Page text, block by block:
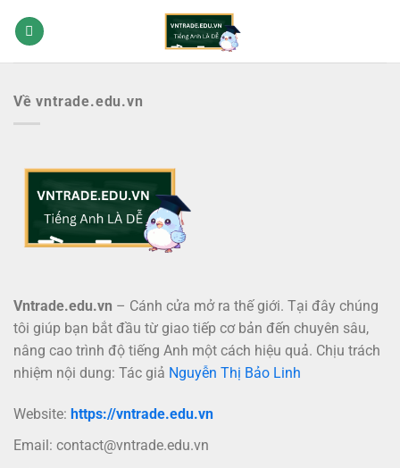
qua
Về vntrade.edu.vn
Vntrade.edu.vn – Cánh cửa mở ra thế giới. Tại đây chúng
tôi giúp bạn bắt đầu từ giao tiếp cơ bản đến chuyên sâu,
nâng cao trình độ tiếng Anh một cách hiệu quả. Chịu trách
nhiệm nội dung: Tác giả Nguyễn Thị Bảo Linh
Website: https://vntrade.edu.vn
Email: contact@vntrade.edu.vn